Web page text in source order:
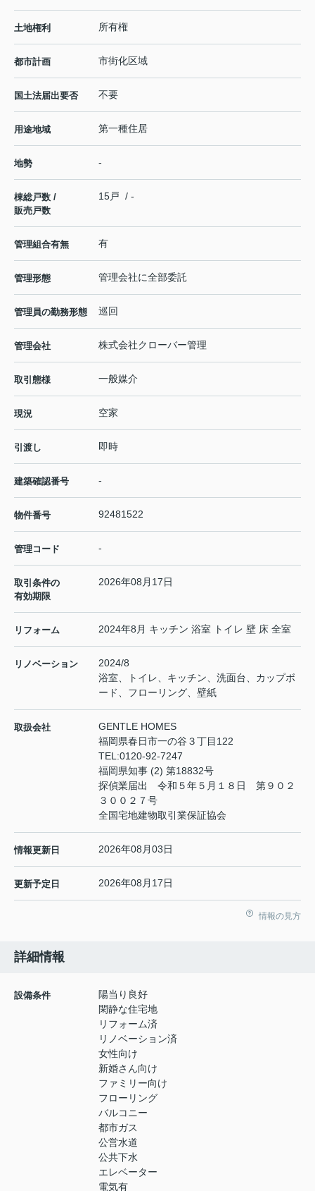
土地権利 所有権
都市計画 市街化区域
国土法届出要否 不要
用途地域 第一種住居
地勢 -
棟総戸数 /
販売戸数
15戸 / -
管理組合有無 有
管理形態 管理会社に全部委託
管理員の勤務形態 巡回
管理会社 株式会社クローバー管理
取引態様 一般媒介
現況 空家
引渡し 即時
建築確認番号 -
物件番号 92481522
管理コード -
取引条件の
有効期限
2026年08月17日
リフォーム 2024年8月 キッチン 浴室 トイレ 壁 床 全室
リノベーション
2024/8
浴室、トイレ、キッチン、洗面台、カップボ
ード、フローリング、壁紙
取扱会社
GENTLE HOMES
福岡県春日市一の谷３丁目122
TEL:0120-92-7247
福岡県知事 (2) 第18832号
探偵業届出 令和５年５月１８日 第９０２
３００２７号
全国宅地建物取引業保証協会
情報更新日 2026年08月03日
更新予定日 2026年08月17日
情報の見方
詳細情報
設備条件
陽当り良好
閑静な住宅地
リフォーム済
リノベーション済
女性向け
新婚さん向け
ファミリー向け
フローリング
バルコニー
都市ガス
公営水道
公共下水
エレベーター
電気有